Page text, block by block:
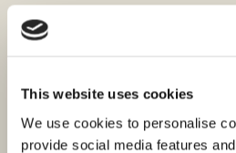
This website uses cookies
We use cookies to personalise
provide social media features